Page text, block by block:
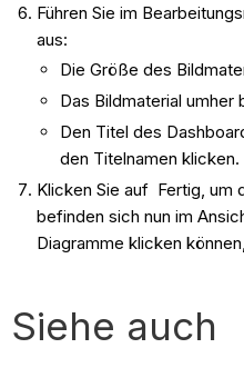
Führen Sie im
aus:
Die Größe des
Das Bildmaterial umher
Den Titel des
den Titelnamen klicken.
Klicken Sie auf Fertig, um
befinden sich nun im
Diagramme klicken
Siehe auch